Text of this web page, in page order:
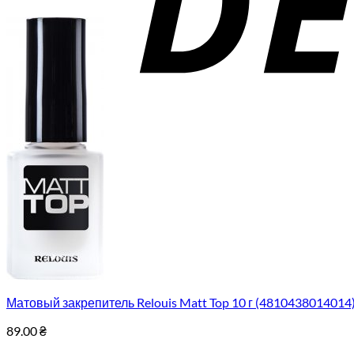
Матовый закрепитель Relouis Matt Top 10 г
89.00₴